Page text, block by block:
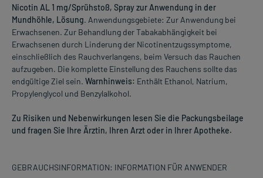
Nicotin AL 1 mg/Sprühstoß, Spray zur Anwendung in der
Mundhöhle, Lösung. Anwendungsgebiete: Zur Anwendung bei
Erwachsenen. Zur Behandlung der Tabakabhängigkeit bei
Erwachsenen durch Linderung der Nicotinentzugssymptome,
einschließlich des Rauchverlangens, beim Versuch das Rauchen
aufzugeben. Die komplette Einstellung des Rauchens sollte das
endgültige Ziel sein. Warnhinweis: Enthält Ethanol, Natrium,
Propylenglycol und Benzylalkohol.
Zu Risiken und Nebenwirkungen lesen Sie die Packungsbeilage
und fragen Sie Ihre Ärztin, Ihren Arzt oder in Ihrer Apotheke.
GEBRAUCHSINFORMATION: INFORMATION FÜR ANWENDER